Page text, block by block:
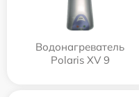
Водонагреватель
Polaris XV 9